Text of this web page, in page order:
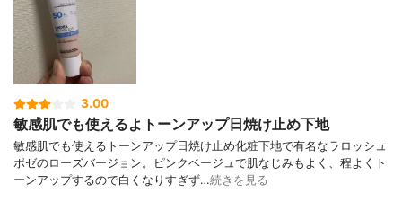
3.00
敏感肌でも使えるよトーンアップ日焼け止め下地
敏感肌でも使えるトーンアップ日焼け止め化粧下地で有名なラロッシュ
ポゼのローズバージョン。ピンクベージュで肌なじみもよく、程よくト
ーンアップするので白くなりすぎず…続きを見る